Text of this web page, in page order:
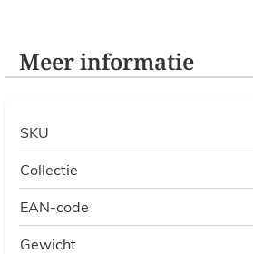
Meer informatie
SKU
Collectie
EAN-code
Gewicht